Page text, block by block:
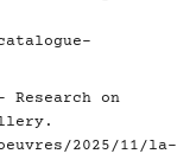
on
2025/11/la-